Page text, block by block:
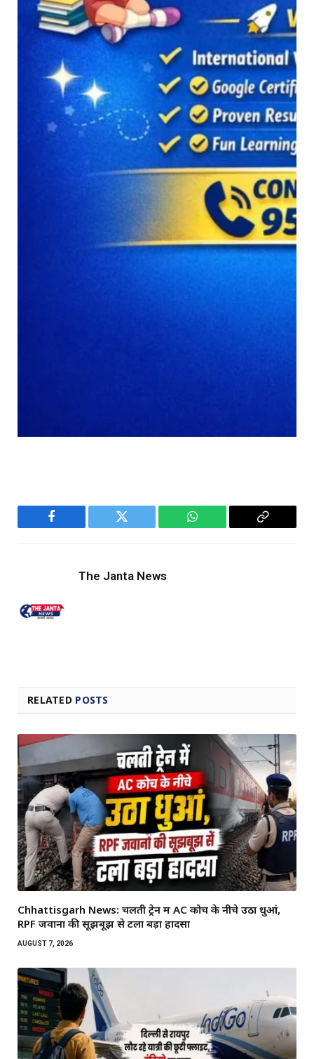
Facebook Twitter WhatsApp
Copy
The Janta News
RELATED POSTS
Chhattisgarh News: चलती ट्रेन में AC कोच के नीचे उठा धुआं,
RPF जवानों की सूझबूझ से टला बड़ा हादसा
AUGUST 7, 2026